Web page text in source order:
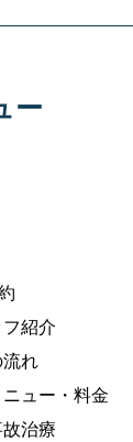
ー
紹介
れ
ュー・料金
治療